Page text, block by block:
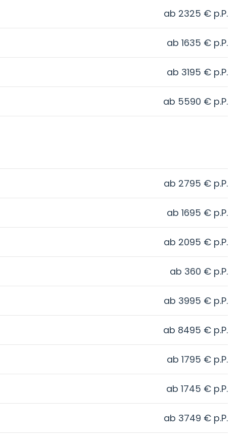
ab 2325 € p.P.
ab 1635 € p.P.
ab 3195 € p.P.
ab 5590 € p.P.
ab 2795 € p.P.
ab 1695 € p.P.
ab 2095 € p.P.
ab 360 € p.P.
ab 3995 € p.P.
ab 8495 € p.P.
ab 1795 € p.P.
ab 1745 € p.P.
ab 3749 € p.P.